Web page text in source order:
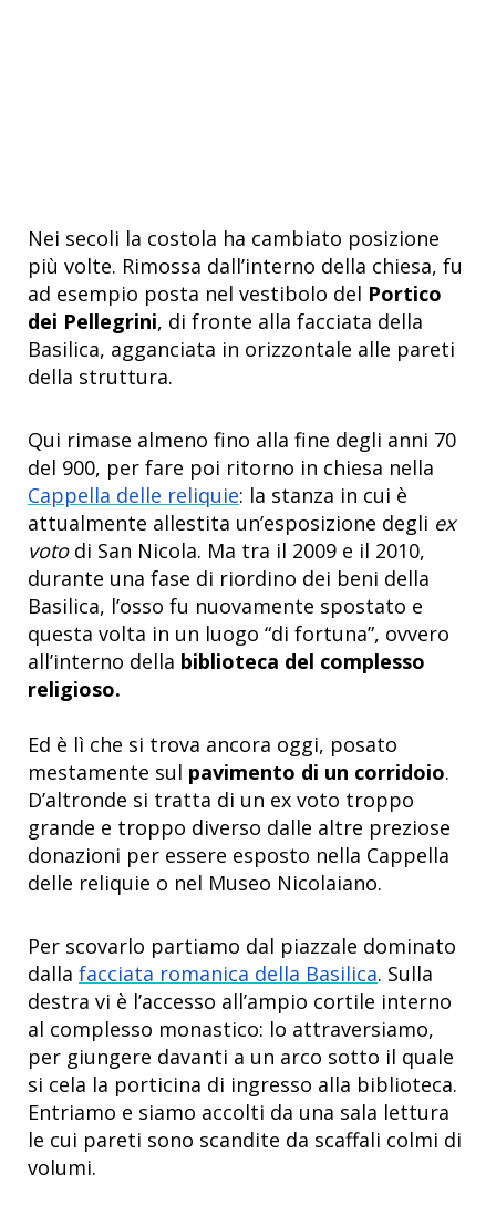
Nei secoli la costola ha cambiato posizione
più volte. Rimossa dall’interno della chiesa, fu
ad esempio posta nel vestibolo del Portico
dei Pellegrini, di fronte alla facciata della
Basilica, agganciata in orizzontale alle pareti
della struttura.
Qui rimase almeno fino alla fine degli anni 70
del 900, per fare poi ritorno in chiesa nella
Cappella delle reliquie: la stanza in cui è
attualmente allestita un’esposizione degli ex
votodi San Nicola. Ma tra il 2009 e il 2010,
durante una fase di riordino dei beni della
Basilica, l’osso fu nuovamente spostato e
questa volta in un luogo “di fortuna”, ovvero
all’interno della biblioteca del complesso
religioso.
Ed è lì che si trova ancora oggi, posato
mestamente sul pavimento di un corridoio.
D’altronde si tratta di un ex voto troppo
grande e troppo diverso dalle altre preziose
donazioni per essere esposto nella Cappella
delle reliquie o nel Museo Nicolaiano.
Per scovarlo partiamo dal piazzale dominato
dalla facciata romanica della Basilica. Sulla
destra vi è l’accesso all’ampio cortile interno
al complesso monastico: lo attraversiamo,
per giungere davanti a un arco sotto il quale
si cela la porticina di ingresso alla biblioteca.
Entriamo e siamo accolti da una sala lettura
le cui pareti sono scandite da scaffali colmi di
volumi.